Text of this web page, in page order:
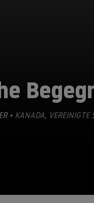
• KANADA, VEREINIGTE